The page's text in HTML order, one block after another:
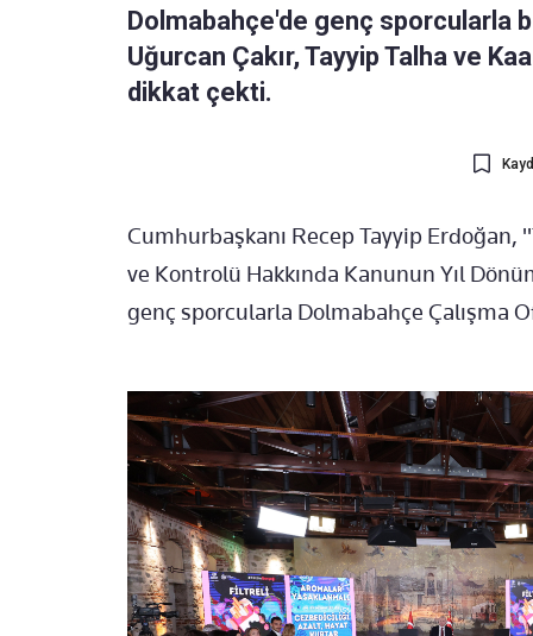
Dolmabahçe'de genç sporcularla
Uğurcan Çakır, Tayyip Talha ve
dikkat çekti.
Cumhurbaşkanı Recep Tayyip
ve Kontrolü Hakkında Kanunun Yıl
genç sporcularla Dolmabahçe Çalışma